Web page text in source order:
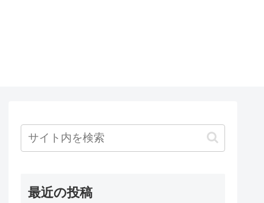
最近の投稿